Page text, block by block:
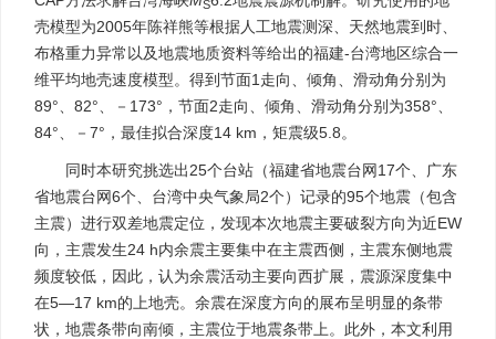
S
壳模型为2005年陈祥熊等根据人工地震测深、天然地震到时、
布格重力异常以及地震地质资料等给出的福建-台湾地区综合一
维平均地壳速度模型。得到节面1走向、倾角、滑动角分别为
89°、82°、－173°，节面2走向、倾角、滑动角分别为358°、
84°、－7°，最佳拟合深度14 km，矩震级5.8。
同时本研究挑选出25个台站（福建省地震台网17个、广东
省地震台网6个、台湾中央气象局2个）记录的95个地震（包含
主震）进行双差地震定位，发现本次地震主要破裂方向为近EW
向，主震发生24 h内余震主要集中在主震西侧，主震东侧地震
频度较低，因此，认为余震活动主要向西扩展，震源深度集中
在5—17 km的上地壳。余震在深度方向的展布呈明显的条带
状，地震条带向南倾，主震位于地震条带上。此外，本文利用